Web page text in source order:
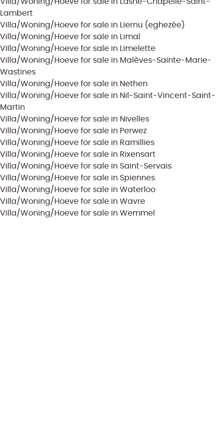
Lambert
Villa/Woning/Hoeve for sale in Liernu (eghezée)
Villa/Woning/Hoeve for sale in Limal
Villa/Woning/Hoeve for sale in Limelette
Villa/Woning/Hoeve for sale in Malèves-Sainte-Marie-
Wastines
Villa/Woning/Hoeve for sale in Nethen
Villa/Woning/Hoeve for sale in Nil-Saint-Vincent-Saint-
Martin
Villa/Woning/Hoeve for sale in Nivelles
Villa/Woning/Hoeve for sale in Perwez
Villa/Woning/Hoeve for sale in Ramillies
Villa/Woning/Hoeve for sale in Rixensart
Villa/Woning/Hoeve for sale in Saint-Servais
Villa/Woning/Hoeve for sale in Spiennes
Villa/Woning/Hoeve for sale in Waterloo
Villa/Woning/Hoeve for sale in Wavre
Villa/Woning/Hoeve for sale in Wemmel